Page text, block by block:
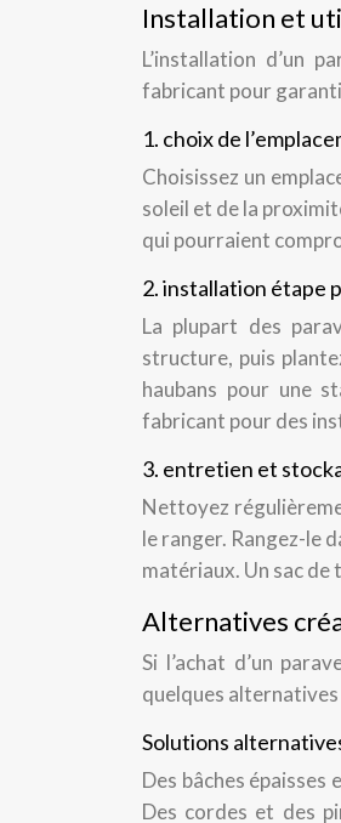
Installation et
L’installation d’un
fabricant pour
1. choix de
Choisissez un
soleil et de la
qui pourraient
2. installation étape
La plupart des
structure, puis
haubans pour une
fabricant pour des
3. entretien et
Nettoyez
le ranger. Rangez-le
matériaux. Un sac
Alternatives
Si l’achat d’un
quelques
Solutions
Des bâches
Des cordes et des